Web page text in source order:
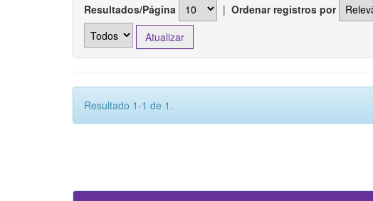
Resultados/Página | Ordenar registros por
Resultado 1-1 de 1.